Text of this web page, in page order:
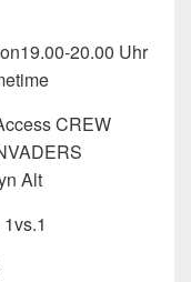
20.00 Uhr
CREW
Alt